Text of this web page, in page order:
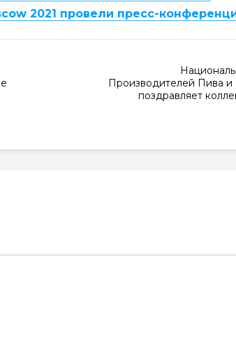
2021 провели пресс-
Производителей Пива и
поздравляет